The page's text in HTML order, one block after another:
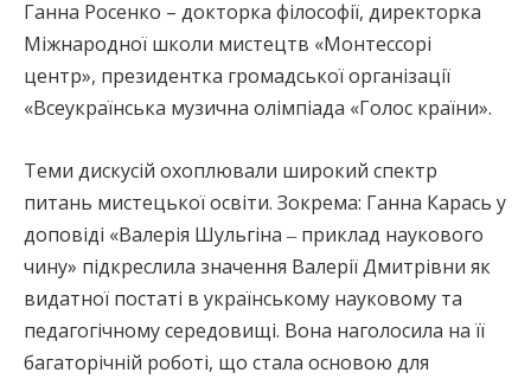
Ганна Росенко – докторка філософії, директорка
Міжнародної школи мистецтв «Монтессорі
центр», президентка громадської організації
«Всеукраїнська музична олімпіада «Голос країни».
Теми дискусій охоплювали широкий спектр
питань мистецької освіти. Зокрема: Ганна Карась у
доповіді «Валерія Шульгіна ‒ приклад наукового
чину» підкреслила значення Валерії Дмитрівни як
видатної постаті в українському науковому та
педагогічному середовищі. Вона наголосила на її
багаторічній роботі, що стала основою для